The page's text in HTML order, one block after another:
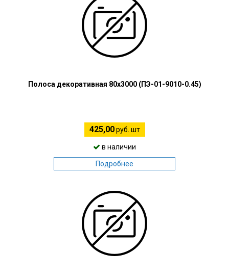
Полоса декоративная 80х3000 (ПЭ-01-9010-0.45)
425,00руб. шт
в наличии
Подробнее